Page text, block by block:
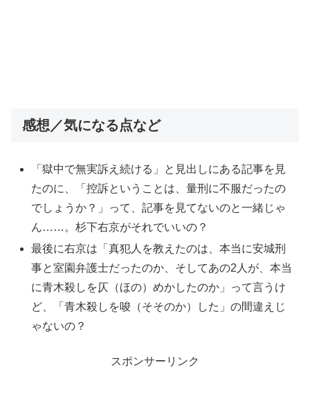
感想／気になる点など
「獄中で無実訴え続ける」と見出しにある記事を見
たのに、「控訴ということは、量刑に不服だったの
でしょうか？」って、記事を見てないのと一緒じゃ
ん……。杉下右京がそれでいいの？
最後に右京は「真犯人を教えたのは、本当に安城刑
事と室園弁護士だったのか、そしてあの2人が、本当
に青木殺しを仄（ほの）めかしたのか」って言うけ
ど、「青木殺しを唆（そそのか）した」の間違えじ
ゃないの？
スポンサーリンク